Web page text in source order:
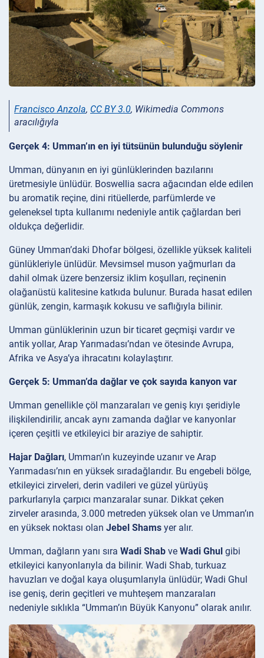
Francisco Anzola, CC BY 3.0, Wikimedia Commons
aracılığıyla
Gerçek 4: Umman’ın en iyi tütsünün bulunduğu söylenir
Umman, dünyanın en iyi günlüklerinden bazılarını
üretmesiyle ünlüdür. Boswellia sacra ağacından elde edilen
bu aromatik reçine, dini ritüellerde, parfümlerde ve
geleneksel tıpta kullanımı nedeniyle antik çağlardan beri
oldukça değerlidir.
Güney Umman’daki Dhofar bölgesi, özellikle yüksek kaliteli
günlükleriyle ünlüdür. Mevsimsel muson yağmurları da
dahil olmak üzere benzersiz iklim koşulları, reçinenin
olağanüstü kalitesine katkıda bulunur. Burada hasat edilen
günlük, zengin, karmaşık kokusu ve saflığıyla bilinir.
Umman günlüklerinin uzun bir ticaret geçmişi vardır ve
antik yollar, Arap Yarımadası’ndan ve ötesinde Avrupa,
Afrika ve Asya’ya ihracatını kolaylaştırır.
Gerçek 5: Umman’da dağlar ve çok sayıda kanyon var
Umman genellikle çöl manzaraları ve geniş kıyı şeridiyle
ilişkilendirilir, ancak aynı zamanda dağlar ve kanyonlar
içeren çeşitli ve etkileyici bir araziye de sahiptir.
Hajar Dağları, Umman’ın kuzeyinde uzanır ve Arap
Yarımadası’nın en yüksek sıradağlarıdır. Bu engebeli bölge,
etkileyici zirveleri, derin vadileri ve güzel yürüyüş
parkurlarıyla çarpıcı manzaralar sunar. Dikkat çeken
zirveler arasında, 3.000 metreden yüksek olan ve Umman’ın
en yüksek noktası olan Jebel Shams yer alır.
Umman, dağların yanı sıra Wadi Shab ve Wadi Ghul gibi
etkileyici kanyonlarıyla da bilinir. Wadi Shab, turkuaz
havuzları ve doğal kaya oluşumlarıyla ünlüdür; Wadi Ghul
ise geniş, derin geçitleri ve muhteşem manzaraları
nedeniyle sıklıkla “Umman’ın Büyük Kanyonu” olarak anılır.